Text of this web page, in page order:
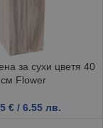
за сухи цветя 40
см Flower
€ / 6.55 лв.